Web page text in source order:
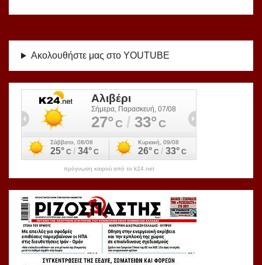
Ακολουθήστε μας στο YOUTUBE
πρόγνωση καιρού από το k24.net